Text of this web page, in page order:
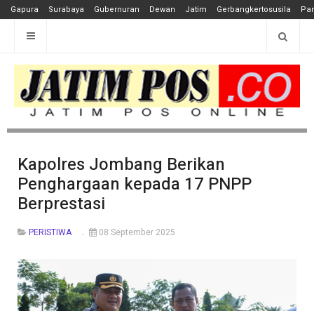
Gapura Surabaya Gubernuran Dewan Jatim Gerbangkertosusila
Kapolres Jombang Berikan
Penghargaan kepada 17 PNPP
Berprestasi
PERISTIWA 08 September 2025